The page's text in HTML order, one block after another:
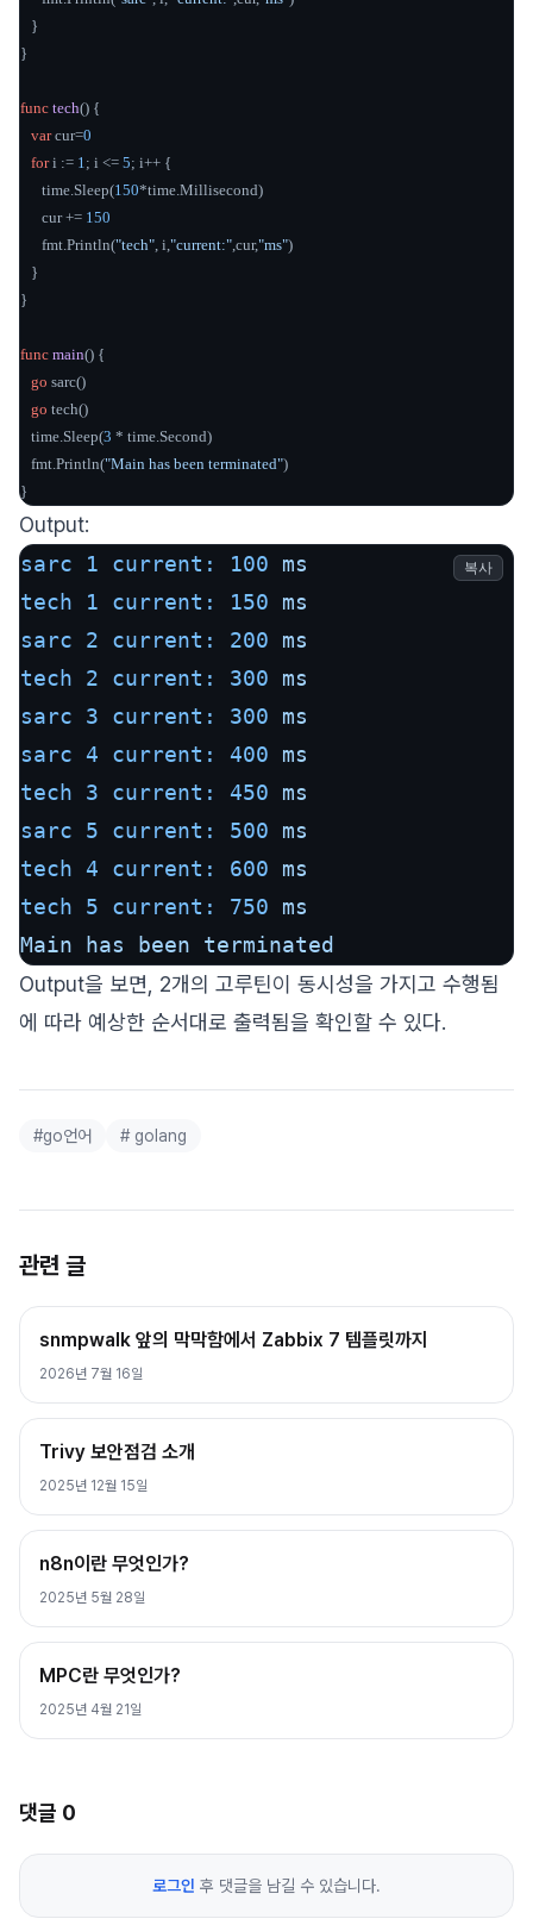
   }
}
func tech() {
var cur=0
for i := 1; i <= 5; i++ {
      time.Sleep(
150*time.Millisecond)
      cur +=
150
      fmt.Println(
"tech", i,"current:",cur,"ms")
   }
}
func main() {
go sarc()
go tech()
   time.Sleep(
3 * time.Second)
   fmt.Println(
"Main has been terminated")
}
Output:
sarc 1 current:
100
ms
tech 1 current:
150
ms
sarc 2 current:
200
ms
tech 2 current:
300
ms
sarc 3 current:
300
ms
sarc 4 current:
400
ms
tech 3 current:
450
ms
sarc 5 current:
500
ms
tech 4 current:
600
ms
tech 5 current:
750
ms
Main
has been terminated
복사
Output을 보면, 2개의 고루틴이 동시성을 가지고 수행됨
에 따라 예상한 순서대로 출력됨을 확인할 수 있다.
#go언어 #golang
관련 글
snmpwalk 앞의 막막함에서 Zabbix 7 템플릿까지
2026년 7월 16일
Trivy 보안점검 소개
2025년 12월 15일
n8n이란 무엇인가?
2025년 5월 28일
MPC란 무엇인가?
2025년 4월 21일
댓글 0
로그인 후 댓글을 남길 수 있습니다.